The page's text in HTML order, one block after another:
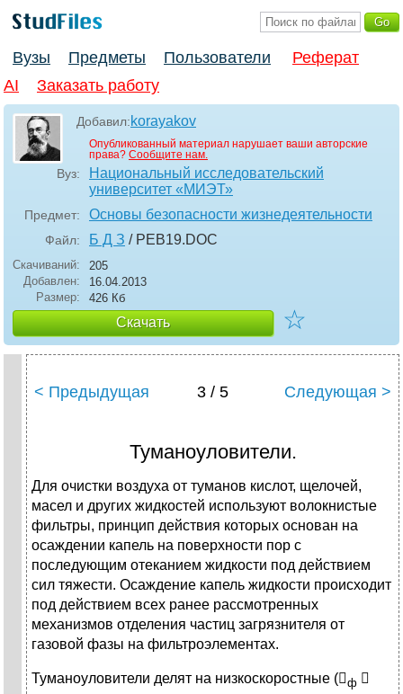
Вузы Предметы Пользователи
Реферат
AI
Заказать работу
Добавил:korayakov
Опубликованный материал нарушает ваши авторские
права? Сообщите нам.
Вуз:
Национальный исследовательский
университет «МИЭТ»
Предмет: Основы безопасности жизнедеятельности
Файл: Б Д З / PEB19.DOC
Скачиваний:
205
Добавлен:
16.04.2013
Размер:
426 Кб
Скачать ☆
< Предыдущая 3 / 5 Следующая >
Туманоуловители.
Для очистки воздуха от туманов кислот, щелочей,
масел и других жидкостей используют волокнистые
фильтры, принцип действия которых основан на
осаждении капель на поверхности пор с
последующим отеканием жидкости под действием
сил тяжести. Осаждение капель жидкости происходит
под действием всех ранее рассмотренных
механизмов отделения частиц загрязнителя от
газовой фазы на фильтроэлементах.
Туманоуловители делят на низкоскоростные (ф 